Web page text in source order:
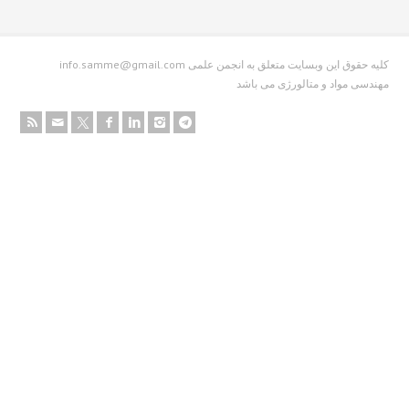
info.samme@gmail.com کلیه حقوق این وبسایت متعلق به انجمن علمی
مواد و متالورژی می باشد